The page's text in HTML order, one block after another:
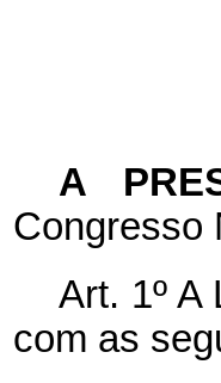
A
Congresso
Art. 1º A
com as